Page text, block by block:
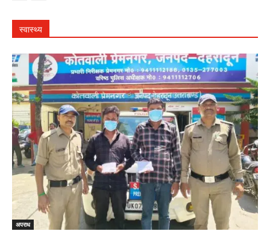
स्वास्थ्य
अपराध